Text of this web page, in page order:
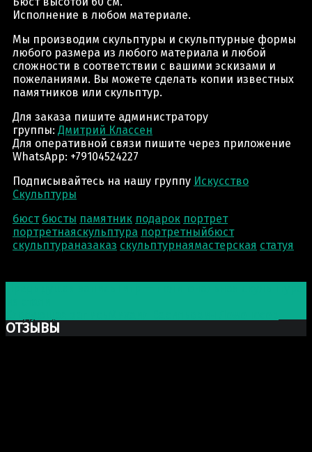
Исполнение в любом материале.
Мы производим скульптуры и скульптурные формы
любого размера из любого материала и любой
сложности в соответствии с вашими эскизами и
пожеланиями. Вы можете сделать копии известных
памятников или скульптур.
Для заказа пишите администратору
группы: Дмитрий Классен
Для оперативной связи пишите через приложение
WhatsApp: +79104524227
Подписывайтесь на нашу группу Искусство
Скульптуры
бюст бюсты памятник подарок портрет
портретнаяскульптура портретныйбюст
скульптураназаказ скульптурнаямастерская статуя
ОТЗЫВЫ